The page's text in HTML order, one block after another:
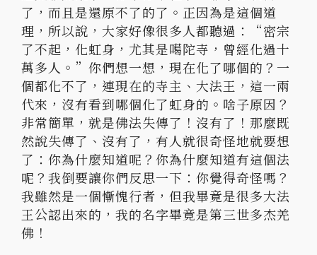
了，而且是還原不了的了。 正因為是這個道
理，所以說，大家好像很多人都聽過：“密宗
了不起，化虹身，尤其是噶陀寺，曾經化過十
萬多人。” 你們想一想，現在化了哪個的？一
個都化不了，連現在的寺主、 大法王，這一兩
代來，沒有看到哪個化了虹身的。啥子原因？
非常簡單，就是佛法失傳了！沒有了！那麼既
然說失傳了、沒有了， 有人就很奇怪地就要想
了：你為什麼知道呢？ 你為什麼知道有這個法
呢？我倒要讓你們反思一下：你覺得奇怪嗎？
我雖然是一個慚愧行者，但我畢竟是很多大法
王公認出來的， 我的名字畢竟是第三世多杰羌
佛！